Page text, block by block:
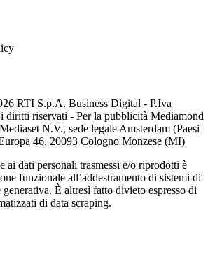
RTI S.p.A. Business Digital - P.Iva
diritti riservati - Per la pubblicità Mediamond
N.V., sede legale Amsterdam (Paesi
46, 20093 Cologno Monzese (MI)
ai dati personali trasmessi e/o riprodotti è
funzionale all’addestramento di sistemi di
È altresì fatto divieto espresso di
di data scraping.